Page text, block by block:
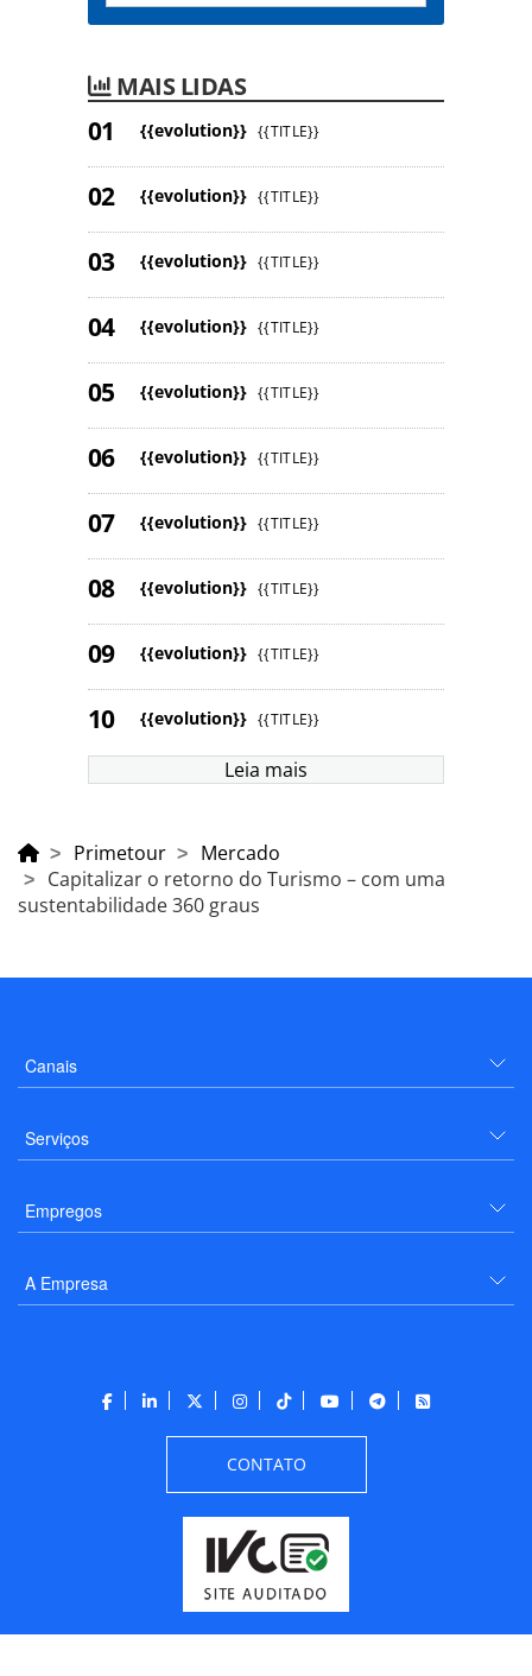
MAIS LIDAS
{{evolution}} {{TITLE}}
{{evolution}} {{TITLE}}
{{evolution}} {{TITLE}}
{{evolution}} {{TITLE}}
{{evolution}} {{TITLE}}
{{evolution}} {{TITLE}}
{{evolution}} {{TITLE}}
{{evolution}} {{TITLE}}
{{evolution}} {{TITLE}}
{{evolution}} {{TITLE}}
Leia mais
Primetour
Mercado
Capitalizar o retorno do Turismo – com uma
sustentabilidade 360 graus
Canais
Serviços
Empregos
A Empresa
CONTATO